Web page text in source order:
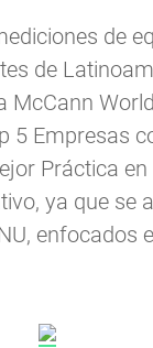
de
de
McCann
5 Empresas
Práctica
ya que se
enfocados